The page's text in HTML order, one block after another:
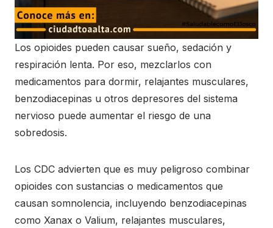
Los opioides pueden causar sueño, sedación y
respiración lenta. Por eso, mezclarlos con
medicamentos para dormir, relajantes musculares,
benzodiacepinas u otros depresores del sistema
nervioso puede aumentar el riesgo de una
sobredosis.
Los CDC advierten que es muy peligroso combinar
opioides con sustancias o medicamentos que
causan somnolencia, incluyendo benzodiacepinas
como Xanax o Valium, relajantes musculares,